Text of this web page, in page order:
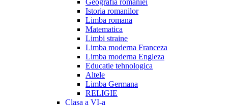
Geografia romaniei
Istoria romanilor
Limba romana
Matematica
Limbi straine
Limba moderna Franceza
Limba moderna Engleza
Educatie tehnologica
Altele
Limba Germana
RELIGIE
Clasa a VI-a